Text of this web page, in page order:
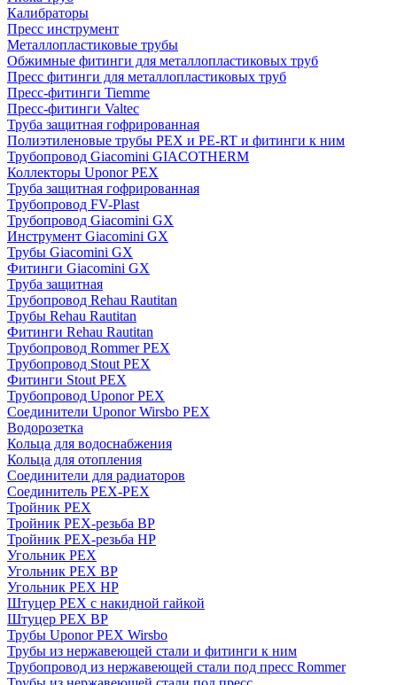
Калибраторы
Пресс инструмент
Металлопластиковые трубы
Обжимные фитинги для металлопластиковых труб
Пресс фитинги для металлопластиковых труб
Пресс-фитинги Tiemme
Пресс-фитинги Valtec
Труба защитная гофрированная
Полиэтиленовые трубы PEX и PE-RT и фитинги к ним
Трубопровод Giacomini GIACOTHERM
Коллекторы Uponor PEX
Труба защитная гофрированная
Трубопровод FV-Plast
Трубопровод Giacomini GX
Инструмент Giacomini GX
Трубы Giacomini GX
Фитинги Giacomini GX
Труба защитная
Трубопровод Rehau Rautitan
Трубы Rehau Rautitan
Фитинги Rehau Rautitan
Трубопровод Rommer PEX
Трубопровод Stout PEX
Фитинги Stout PEX
Трубопровод Uponor PEX
Соединители Uponor Wirsbo PEX
Водорозетка
Кольца для водоснабжения
Кольца для отопления
Соединители для радиаторов
Соединитель PEX-PEX
Тройник PEX
Тройник PEX-резьба ВР
Тройник PEX-резьба НР
Угольник PEX
Угольник PEX ВР
Угольник PEX НР
Штуцер PEX c накидной гайкой
Штуцер PEX ВР
Трубы Uponor PEX Wirsbo
Трубы из нержавеющей стали и фитинги к ним
Трубопровод из нержавеющей стали под пресс Rommer